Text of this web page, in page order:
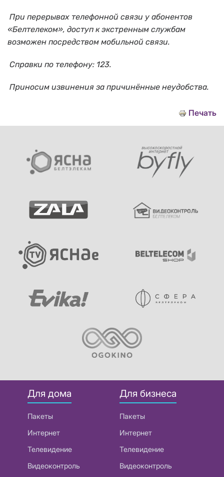
При перерывах телефонной связи у абонентов
«Белтелеком», доступ к экстренным службам
возможен посредством мобильной связи.
Справки по телефону: 123.
Приносим извинения за причинённые неудобства.
Печать
Для дома
Пакеты
Интернет
Телевидение
Видеоконтроль
Для бизнеса
Пакеты
Интернет
Телевидение
Видеоконтроль